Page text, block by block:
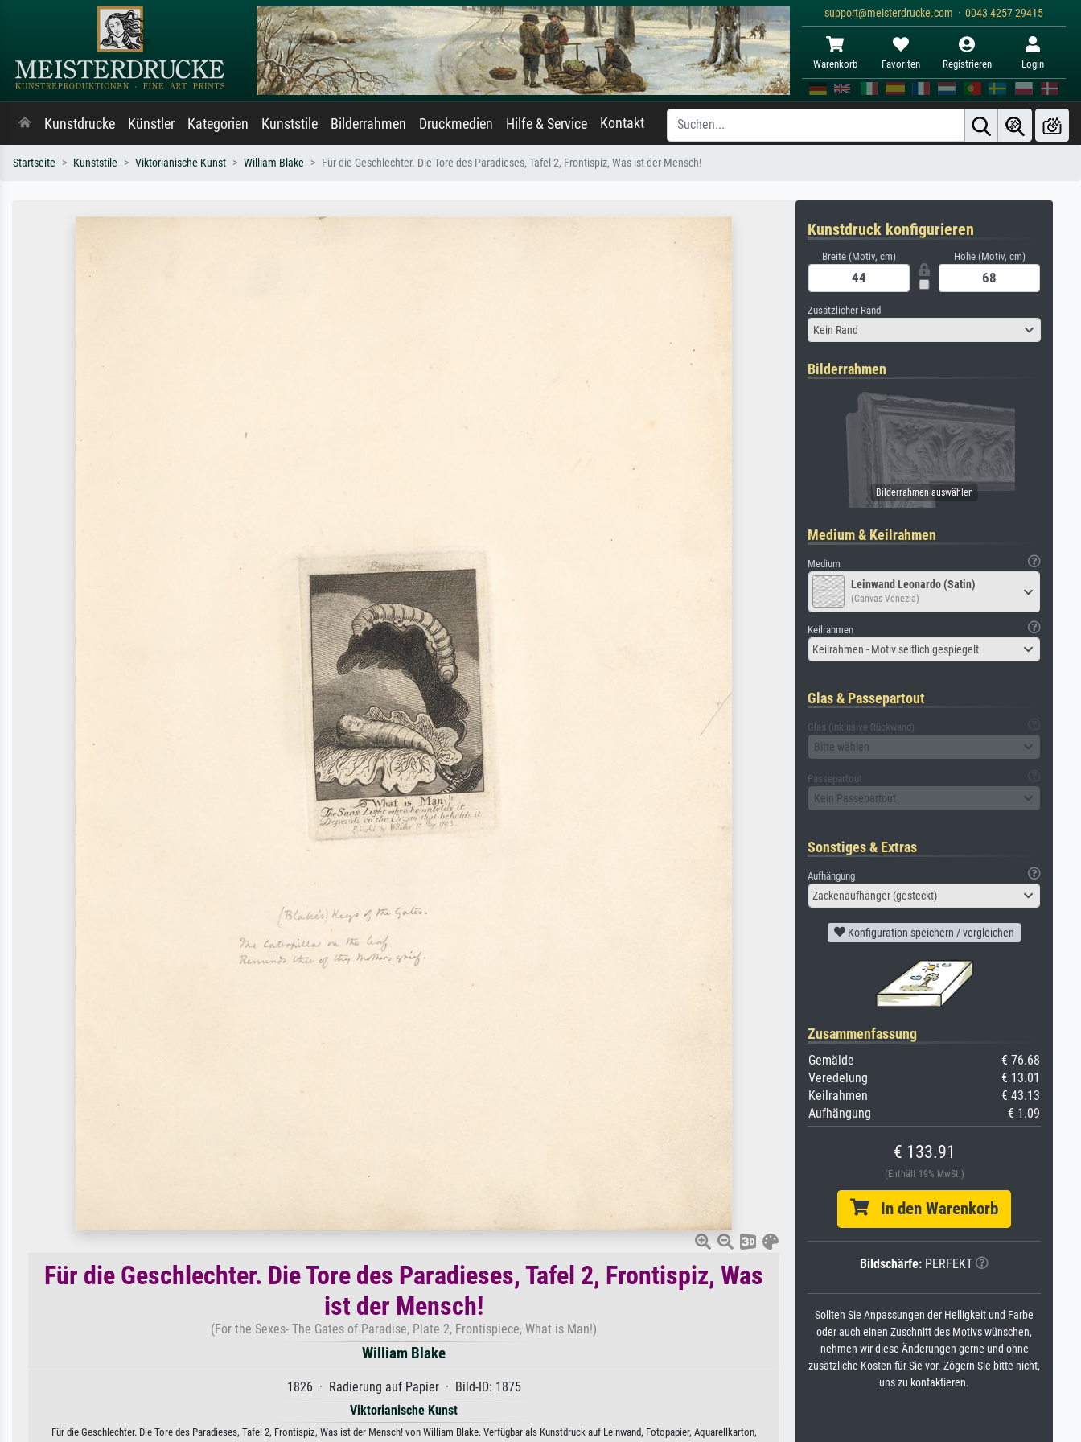
support@meisterdrucke.com · 0043 4257 29415
Warenkorb Favoriten Registrieren Login
Kunstdrucke Künstler Kategorien Kunststile Bilderrahmen Druckmedien Hilfe & Service Kontakt
Startseite Kunststile Viktorianische Kunst William Blake Für die Geschlechter. Die Tore des Paradieses, Tafel 2, Frontispiz, Was ist der Mensch!
Für die Geschlechter. Die Tore des Paradieses, Tafel 2, Frontispiz, Was
ist der Mensch!
(For the Sexes- The Gates of Paradise, Plate 2, Frontispiece, What is Man!)
William Blake
1826 · Radierung auf Papier · Bild-ID: 1875
Viktorianische Kunst
Für die Geschlechter. Die Tore des Paradieses, Tafel 2, Frontispiz, Was ist der Mensch! von William Blake. Verfügbar als Kunstdruck auf Leinwand, Fotopapier, Aquarellkarton,
Kunstdruck konfigurieren
Breite (Motiv, cm) Höhe (Motiv, cm)
Zusätzlicher Rand
Kein Rand
Bilderrahmen
Medium & Keilrahmen
Medium
Leinwand Leonardo (Satin)
(Canvas Venezia)
Keilrahmen
Keilrahmen - Motiv seitlich gespiegelt
Glas & Passepartout
Glas (inklusive Rückwand)
Bitte wählen
Passepartout
Kein Passepartout
Sonstiges & Extras
Aufhängung
Zackenaufhänger (gesteckt)
Konfiguration speichern / vergleichen
Zusammenfassung
Gemälde
€ 76.68
Veredelung
€ 13.01
Keilrahmen
€ 43.13
Aufhängung
€ 1.09
€ 133.91
(Enthält 19% MwSt.)
In den Warenkorb
Bildschärfe: PERFEKT
Sollten Sie Anpassungen der Helligkeit und Farbe
oder auch einen Zuschnitt des Motivs wünschen,
nehmen wir diese Änderungen gerne und ohne
zusätzliche Kosten für Sie vor. Zögern Sie bitte nicht,
uns zu kontaktieren.